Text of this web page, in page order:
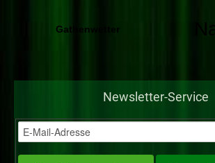
Newsletter-Service